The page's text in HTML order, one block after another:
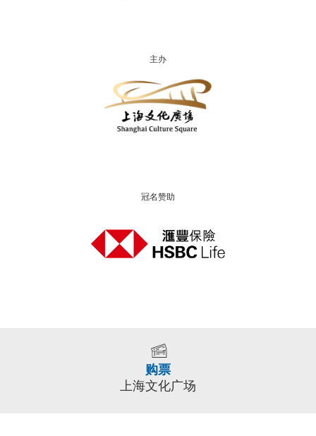
主办
冠名赞助
购票
上海文化广场